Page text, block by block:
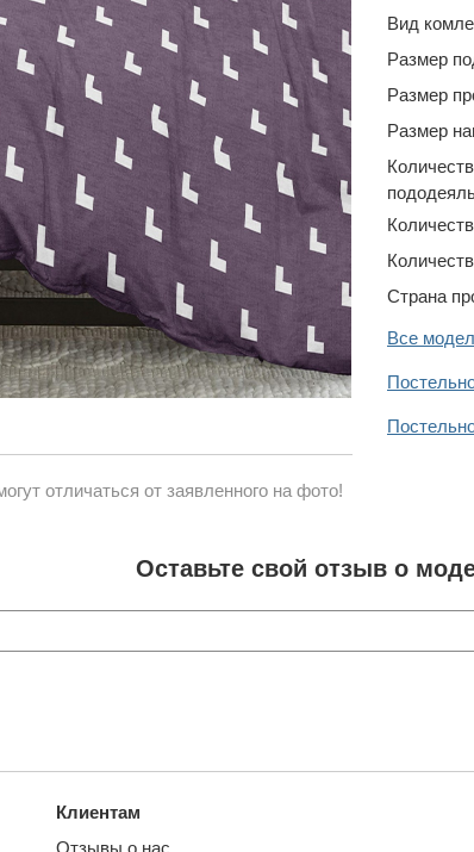
отличаться от заявленного на фото!
Вид
Размер
Размер
Размер
Страна
Все
Оставьте свой отзыв о
Клиентам
Отзывы о нас